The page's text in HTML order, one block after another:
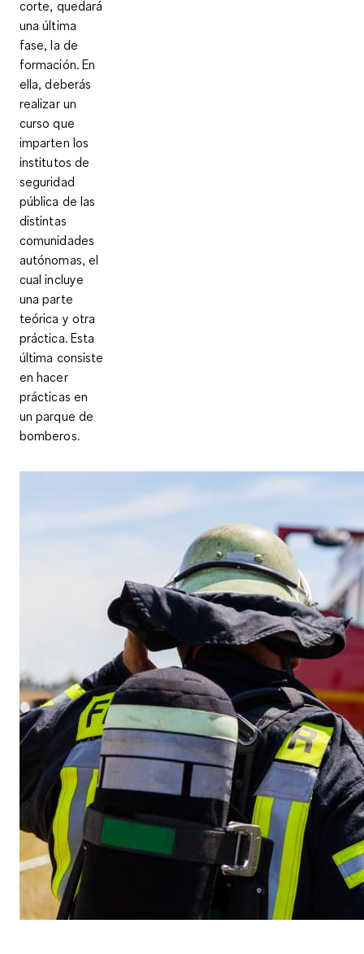
corte, quedará
una última
fase, la de
formación. En
ella, deberás
realizar un
curso que
imparten los
institutos de
seguridad
pública de las
distintas
comunidades
autónomas, el
cual incluye
una parte
teórica y otra
práctica. Esta
última consiste
en hacer
prácticas en
un parque de
bomberos.